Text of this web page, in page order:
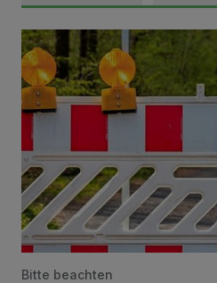
Vollsperrung der Talstraße in
Bitte beachten